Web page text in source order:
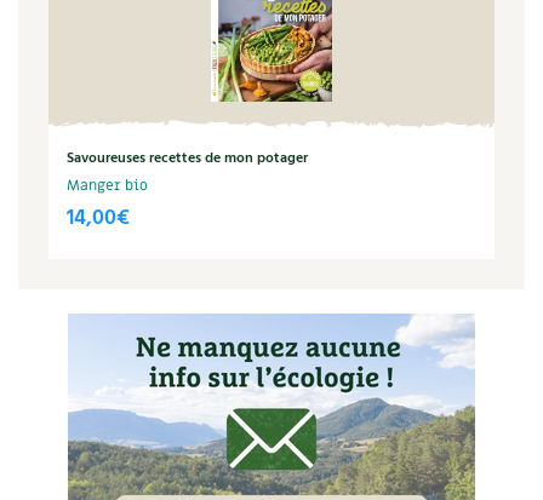
Conseils vidéo des4 saisons
Secrets d’abonné
Tous au jardin ! avec Pascal
La vie secrète du jardin
Savoureuses recettes de mon potager
Manger bio
14,00€